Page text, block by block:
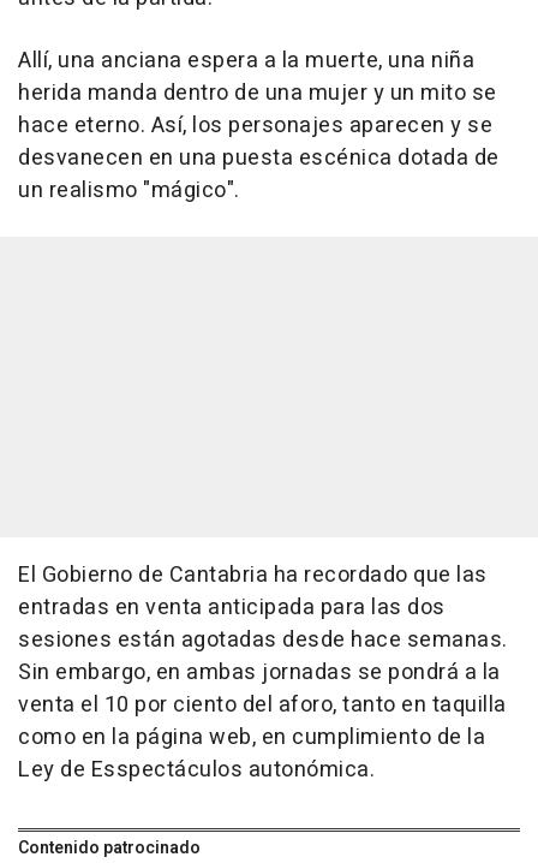
Allí, una anciana espera a la muerte, una niña
herida manda dentro de una mujer y un mito se
hace eterno. Así, los personajes aparecen y se
desvanecen en una puesta escénica dotada de
un realismo "mágico".
El Gobierno de Cantabria ha recordado que las
entradas en venta anticipada para las dos
sesiones están agotadas desde hace semanas.
Sin embargo, en ambas jornadas se pondrá a la
venta el 10 por ciento del aforo, tanto en taquilla
como en la página web, en cumplimiento de la
Ley de Esspectáculos autonómica.
Contenido patrocinado